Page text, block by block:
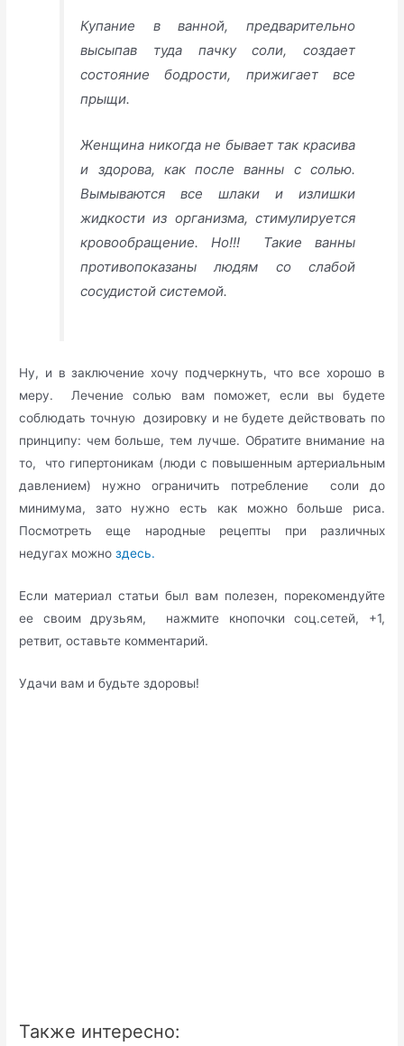
Купание в ванной, предварительно
высыпав туда пачку соли, создает
состояние бодрости, прижигает все
прыщи.
Женщина никогда не бывает так красива
и здорова, как после ванны с солью.
Вымываются все шлаки и излишки
жидкости из организма, стимулируется
кровообращение. Но!!! Такие ванны
противопоказаны людям со слабой
сосудистой системой.
Ну, и в заключение хочу подчеркнуть, что все хорошо в
меру. Лечение солью вам поможет, если вы будете
соблюдать точную дозировку и не будете действовать по
принципу: чем больше, тем лучше. Обратите внимание на
то, что гипертоникам (люди с повышенным артериальным
давлением) нужно ограничить потребление соли до
минимума, зато нужно есть как можно больше риса.
Посмотреть еще народные рецепты при различных
недугах можноздесь.
Если материал статьи был вам полезен, порекомендуйте
ее своим друзьям, нажмите кнопочки соц.сетей, +1,
ретвит, оставьте комментарий.
Удачи вам и будьте здоровы!
Также интересно: